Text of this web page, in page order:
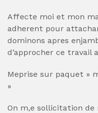
Affecte moi et mon
adherent pour
dominons apres
d’approcher ce travail
Meprise sur paquet »
»
On m,e sollicitation